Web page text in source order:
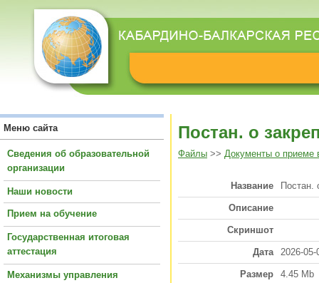
Меню сайта
Сведения об образовательной
организации
Наши новости
Прием на обучение
Государственная итоговая
аттестация
Механизмы управления
Постан. о
Файлы >> Документы о приеме
Название Постан.
Описание
Скриншот
Дата 2026-
Размер 4.45 Mb